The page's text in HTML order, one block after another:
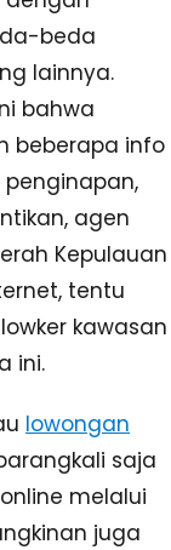
beda
lainnya.
bahwa
beberapa info
penginapan,
agen
Kepulauan
tentu
kawasan
ini.
lowongan
saja
melalui
juga